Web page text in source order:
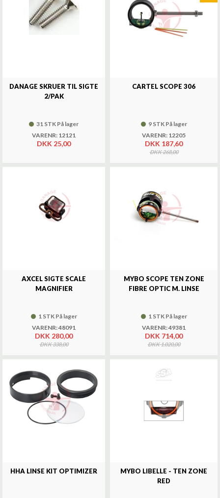
DANAGE SKRUER TIL SIGTE
2/PAK
31 STK På lager
VARENR: 12121
DKK 25,00
CARTEL SCOPE 306
9 STK På lager
VARENR: 12205
DKK 187,60
DKK 268,00
AXCEL SIGTE SCALE
MAGNIFIER
1 STK På lager
VARENR: 48091
DKK 280,00
DKK 338,00
MYBO SCOPE TEN ZONE
FIBRE OPTIC M. LINSE
1 STK På lager
VARENR: 49381
DKK 714,00
DKK 1.020,00
HHA LINSE KIT OPTIMIZER
MYBO LIBELLE - TEN ZONE
RED